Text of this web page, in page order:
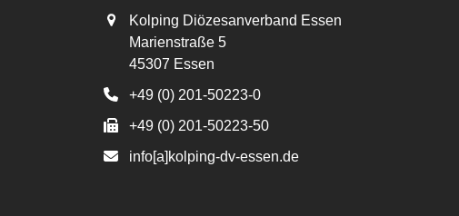
Kolping Diözesanverband Essen
Marienstraße 5
45307 Essen
+49 (0) 201-50223-0
+49 (0) 201-50223-50
info[a]kolping-dv-essen.de